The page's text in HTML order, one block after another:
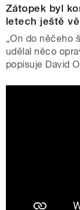
Zátopek byl
letech ještě
„On do něčeho
udělal něco
popisuje David